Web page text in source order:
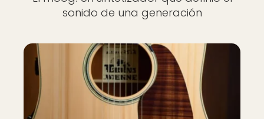
sonido de una generación